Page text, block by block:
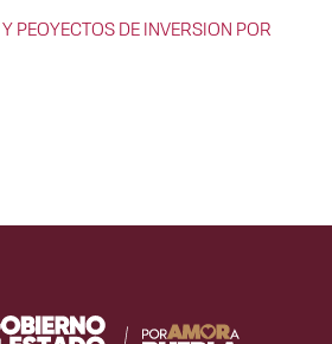
PEOYECTOS DE INVERSION POR